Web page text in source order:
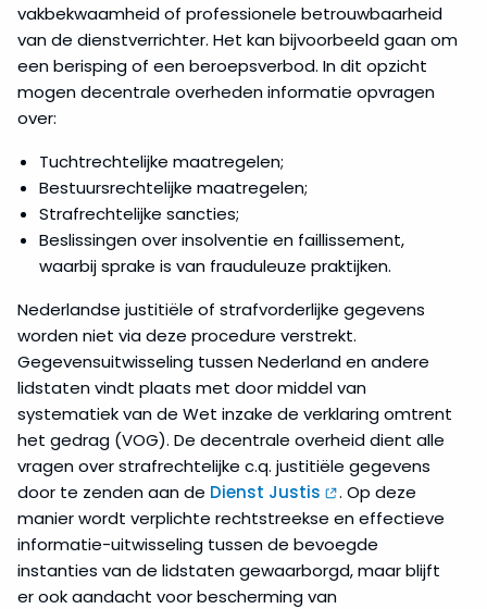
vakbekwaamheid of professionele betrouwbaarheid
van de dienstverrichter. Het kan bijvoorbeeld gaan om
een berisping of een beroepsverbod. In dit opzicht
mogen decentrale overheden informatie opvragen
over:
Tuchtrechtelijke maatregelen;
Bestuursrechtelijke maatregelen;
Strafrechtelijke sancties;
Beslissingen over insolventie en faillissement,
waarbij sprake is van frauduleuze praktijken.
Nederlandse justitiële of strafvorderlijke gegevens
worden niet via deze procedure verstrekt.
Gegevensuitwisseling tussen Nederland en andere
lidstaten vindt plaats met door middel van
systematiek van de Wet inzake de verklaring omtrent
het gedrag (VOG). De decentrale overheid dient alle
vragen over strafrechtelijke c.q. justitiële gegevens
door te zenden aan de Dienst Justis
. Op deze
manier wordt verplichte rechtstreekse en effectieve
informatie-uitwisseling tussen de bevoegde
instanties van de lidstaten gewaarborgd, maar blijft
er ook aandacht voor bescherming van